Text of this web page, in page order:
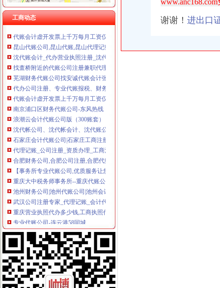
工商动态
【南京代账公司】-代理记帐-南京赶集网
合肥财务公司,合肥公司注册,合肥代账公司,合肥注册公司,合肥注
昆山代账公司,昆山代账,昆山代理记账,昆山代理做账,花桥代
沈代账会计_代办营业执照注册_沈代账公司_沈瑞亚会计服务有
找査桥附近的代账公司注册兼职代理记账会计出口退税等-无锡58同城
芜湖财务代账公司找安诚代账会计张维欢为您代办新公司执照-安徽芜
代办公司注册、专业代账报税、财务外包、工商变更-呼和浩58同城
代账会计虚开发票上千万每月工资仅几百|增值税|会计|发票_新浪新闻
南京浦口区财务代账公司-东风热线
浪潮云会计代账公司版（300账套）
沈代帐公司、沈代帐会计、沈代账公司、沈代账会计【今日推
石家庄会计代账公司|石家庄工商注册代办|石家庄代办营业执照
代理记账_公司注册_资质办理_工商注册_会计代账_八戒财税
合肥财务公司,合肥公司注册,合肥代账公司,合肥注册公司,合肥注
【事务所专业代账公司,优质服务让您满意_审计代账】-审计-盐城赶集
重庆大中税务师事务所--重庆代账公司,重庆税务咨询,重庆会计代
池州财务公司|池州代账公司|池州会计公司|池州嘉禾财务咨询有限公司
武汉公司注册专家_代理记账_会计代账_代账公司_武汉中伦会计服务有
重庆营业执照代办多少钱,工商执照代办价格,重庆代账公司-弛锐财务
专业代账公司-连云港58同城
安徽国硕财税管理有限公司,合肥财务代账公司,合肥工商代理注册,
以代账公司为平台创新会计专业实训模式
泰州代账,泰州代账会计,泰州代账公司,泰州会计代账,泰州优正会
专业代账,公司注册-泰州58同城
【南京代账公司】-代理记帐-南京赶集网
合肥会计代帐|合肥代报税|合肥代账报税|合肥代账公司电话0551-
武昌公司代账多少钱-中介-十堰网
谢谢！ 进出口